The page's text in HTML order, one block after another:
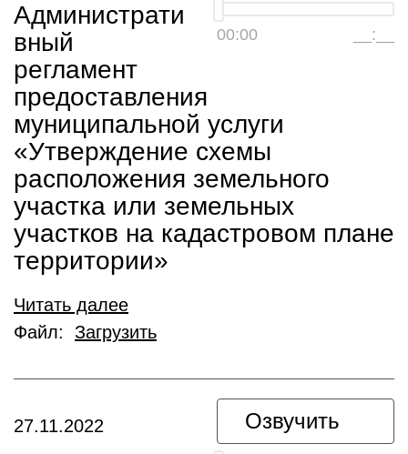
00:00 __:__
Администрати
вный
регламент
предоставления
муниципальной услуги
«Утверждение схемы
расположения земельного
участка или земельных
участков на кадастровом плане
территории»
Читать далее
Файл: Загрузить
Озвучить
27.11.2022